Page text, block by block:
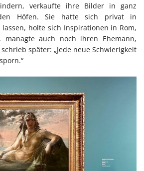
verkaufte ihre Bilder in ganz
Höfen. Sie hatte sich privat in
holte sich Inspirationen in Rom,
managte auch noch ihren Ehemann,
später: „Jede neue Schwierigkeit